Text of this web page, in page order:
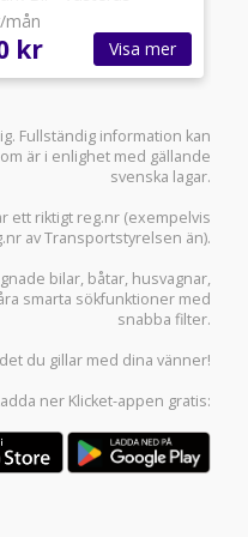
mån
kr Visa mer
Fullständig information kan
är i enlighet med gällande
svenska lagar.
ett riktigt reg.nr (exempelvis
av Transportstyrelsen än).
bilar, båtar, husvagnar,
smarta sökfunktioner med
snabba filter.
du gillar med dina vänner!
ner Klicket-appen gratis: